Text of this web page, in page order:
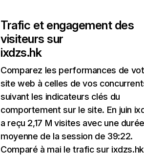
Trafic et engagement des
visiteurs sur
ixdzs.hk
Comparez les performances de
site web à celles de vos
suivant les indicateurs clés du
comportement sur le site. En juin
a reçu 2,17 M visites avec une
moyenne de la session de 39:22.
Comparé à mai le trafic sur